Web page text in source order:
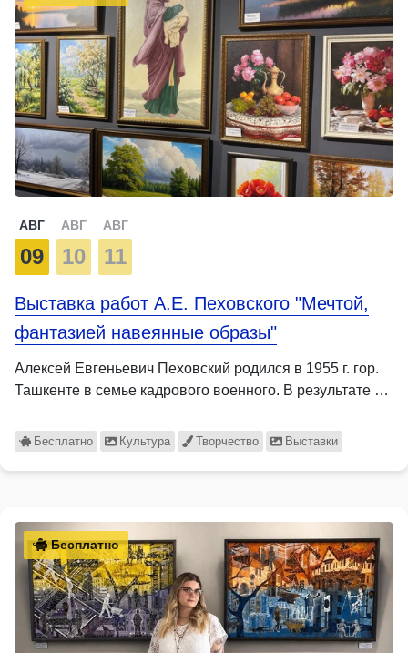
АВГ
09
АВГ
10
АВГ
11
Выставка работ А.Е. Пеховского "Мечтой,
фантазией навеянные образы"
Алексей Евгеньевич Пеховский родился в 1955 г. гор.
Ташкенте в семье кадрового военного. В результате …
Бесплатно Культура Творчество Выставки
Бесплатно